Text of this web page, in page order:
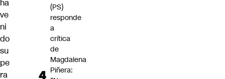
ha
ve
ni
do
su
pe
ra
(PS)
responde
a
crítica
de
Magdalena
Piñera: